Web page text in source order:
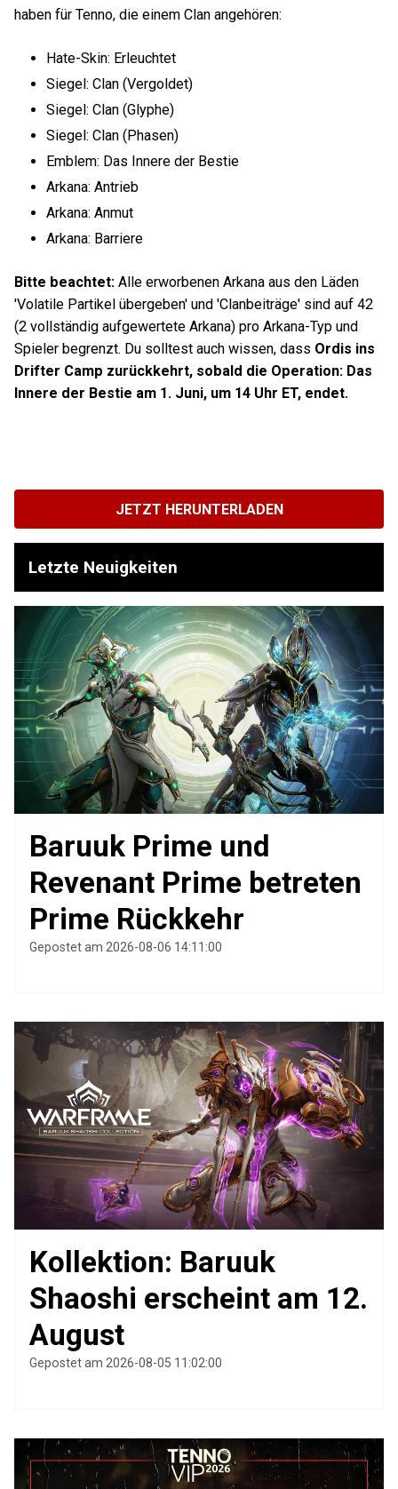
haben für Tenno, die einem Clan angehören:
Hate-Skin: Erleuchtet
Siegel: Clan (Vergoldet)
Siegel: Clan (Glyphe)
Siegel: Clan (Phasen)
Emblem: Das Innere der Bestie
Arkana: Antrieb
Arkana: Anmut
Arkana: Barriere
Bitte beachtet: Alle erworbenen Arkana aus den Läden
'Volatile Partikel übergeben' und 'Clanbeiträge' sind auf 42
(2 vollständig aufgewertete Arkana) pro Arkana-Typ und
Spieler begrenzt. Du solltest auch wissen, dass Ordis ins
Drifter Camp zurückkehrt, sobald die Operation: Das
Innere der Bestie am 1. Juni, um 14 Uhr ET, endet.
JETZT HERUNTERLADEN
Letzte Neuigkeiten
Baruuk Prime und
Revenant Prime betreten
Prime Rückkehr
Gepostet am 2026-08-06 14:11:00
Kollektion: Baruuk
Shaoshi erscheint am 12.
August
Gepostet am 2026-08-05 11:02:00